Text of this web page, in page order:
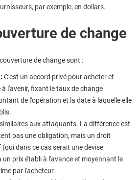
par exemple, en dollars.
de change
de change sont :
C'est un accord privé pour acheter et
à l'avenir, fixant le taux de change
de l'opération et la date à laquelle elle
aux attaquants. La différence est
pas une obligation, mais un droit
dans ce cas serait une devise
un prix établi à l'avance et moyennant le
par l'acheteur.